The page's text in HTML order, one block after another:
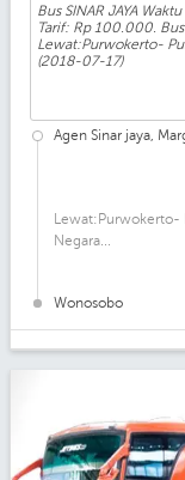
Bus SINAR JAYA
Tarif: Rp 100.000.
Lewat:Purwokerto-
(2018-07-17)
Agen Sinar jaya,
Lewat:Purwokerto-
Negara...
Wonosobo